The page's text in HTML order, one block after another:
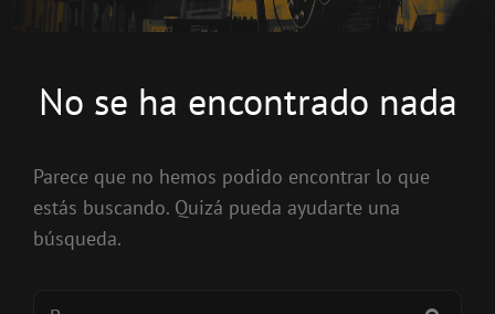
No se ha encontrado nada
Parece que no hemos podido encontrar lo que
estás buscando. Quizá pueda ayudarte una
búsqueda.